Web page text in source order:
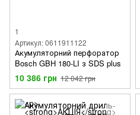
1
Артикул: 0611911122
Акумуляторний перфоратор
Bosch GBH 180-LI з SDS plus
10 386 грн 12 042 грн